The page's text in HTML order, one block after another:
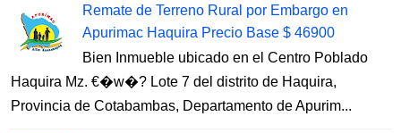
Remate de Terreno Rural por Embargo en
Apurimac Haquira Precio Base $ 46900
Bien Inmueble ubicado en el Centro Poblado
Haquira Mz. €�w�? Lote 7 del distrito de Haquira,
Provincia de Cotabambas, Departamento de Apurim...